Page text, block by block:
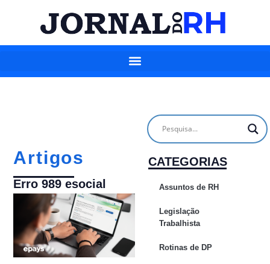
Artigos
Erro 989 esocial
CATEGORIAS
Assuntos de RH
Legislação
Trabalhista
Rotinas de DP